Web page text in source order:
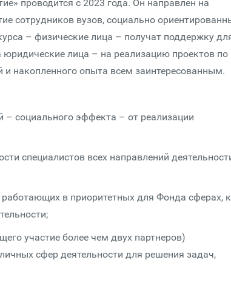
проводится с 2023 года. Он направлен на
сотрудников вузов, социально
– физические лица – получат поддержку
лица – на реализацию проектов по
и накопленного опыта всем заинтересованным.
– социального эффекта – от реализации
специалистов всех направлений
в приоритетных для Фонда сферах, к
участие более чем двух партнеров)
сфер деятельности для решения задач,